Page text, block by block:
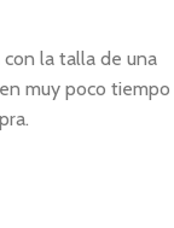
la talla de una
muy poco tiempo